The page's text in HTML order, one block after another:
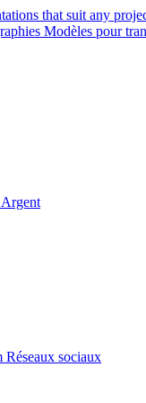
that suit any
Modèles pour
Argent
Réseaux sociaux